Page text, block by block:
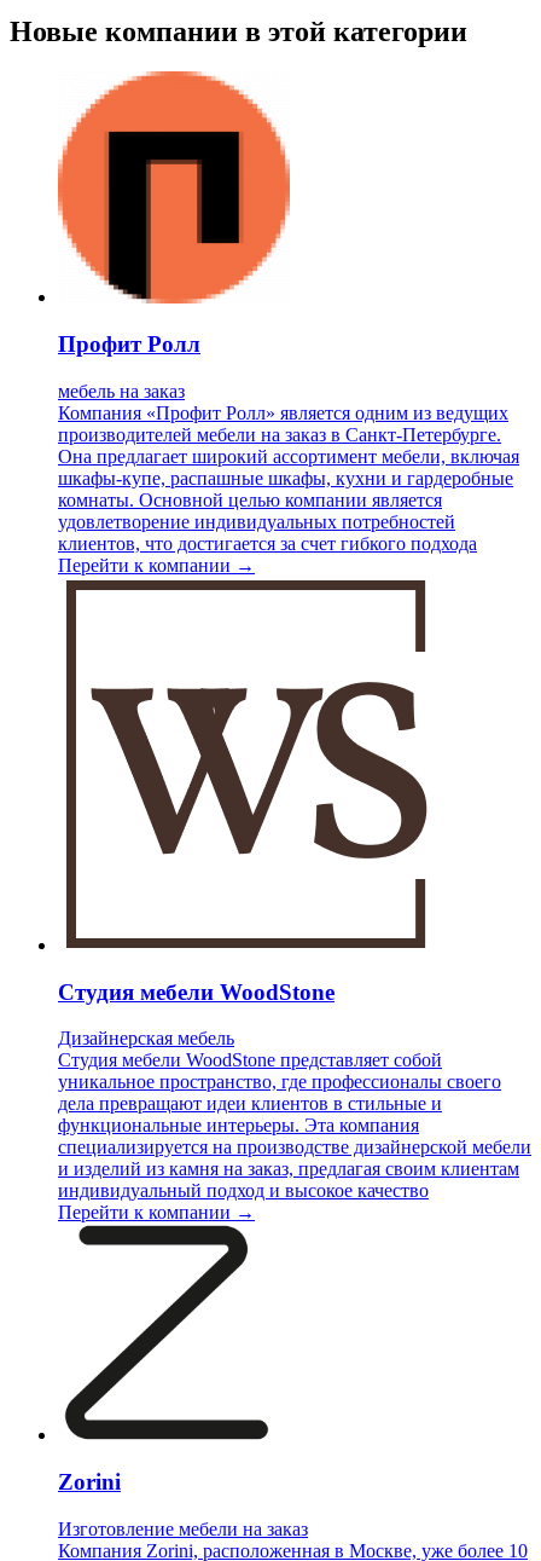
Новые компании в этой категории
Профит Ролл
мебель на заказ
Компания «Профит Ролл» является одним из ведущих
производителей мебели на заказ в Санкт-Петербурге.
Она предлагает широкий ассортимент мебели, включая
шкафы-купе, распашные шкафы, кухни и гардеробные
комнаты. Основной целью компании является
удовлетворение индивидуальных потребностей
клиентов, что достигается за счет гибкого подхода
Перейти к компании →
Студия мебели WoodStone
Дизайнерская мебель
Студия мебели WoodStone представляет собой
уникальное пространство, где профессионалы своего
дела превращают идеи клиентов в стильные и
функциональные интерьеры. Эта компания
специализируется на производстве дизайнерской мебели
и изделий из камня на заказ, предлагая своим клиентам
индивидуальный подход и высокое качество
Перейти к компании →
Zorini
Изготовление мебели на заказ
Компания Zorini, расположенная в Москве, уже более 10